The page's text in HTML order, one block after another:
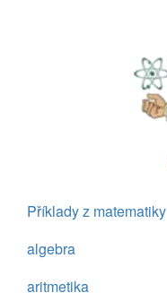
Příklady z matematiky
algebra
aritmetika